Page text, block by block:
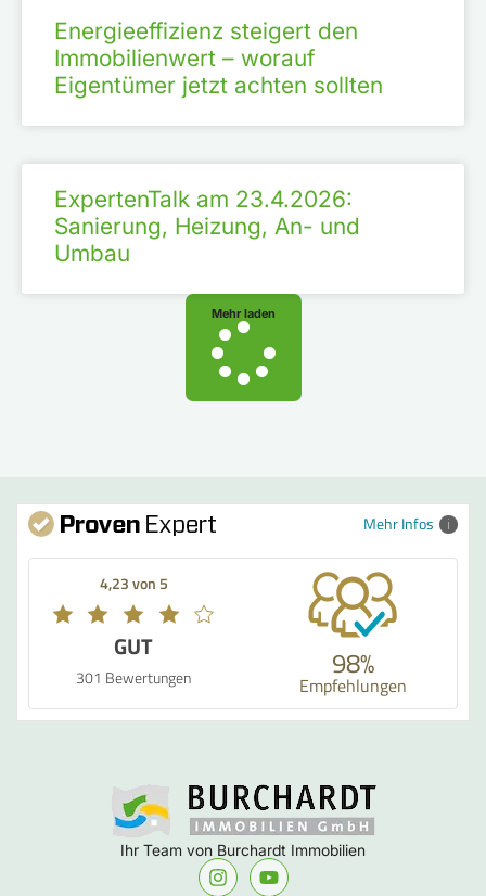
Energieeffizienz steigert den
Immobilienwert – worauf
Eigentümer jetzt achten sollten
ExpertenTalk am 23.4.2026:
Sanierung, Heizung, An- und
Umbau
Mehr laden
Mehr Infos
4,23 von 5
GUT
301 Bewertungen 98%
Empfehlungen
Ihr Team von Burchardt Immobilien